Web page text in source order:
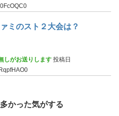
ミのスト２大会は？
しがお送りします 投稿日
かった気がする